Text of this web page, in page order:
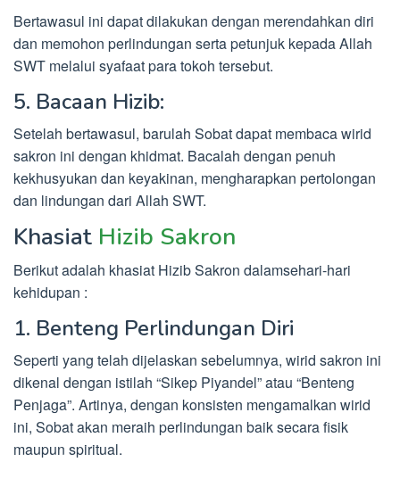
Bertawasul ini dapat dilakukan dengan merendahkan diri
dan memohon perlindungan serta petunjuk kepada Allah
SWT melalui syafaat para tokoh tersebut.
5. Bacaan Hizib:
Setelah bertawasul, barulah Sobat dapat membaca wirid
sakron ini dengan khidmat. Bacalah dengan penuh
kekhusyukan dan keyakinan, mengharapkan pertolongan
dan lindungan dari Allah SWT.
Khasiat Hizib Sakron
Berikut adalah khasiat Hizib Sakron dalamsehari-hari
kehidupan :
1. Benteng Perlindungan Diri
Seperti yang telah dijelaskan sebelumnya, wirid sakron ini
dikenal dengan istilah “Sikep Piyandel” atau “Benteng
Penjaga”. Artinya, dengan konsisten mengamalkan wirid
ini, Sobat akan meraih perlindungan baik secara fisik
maupun spiritual.